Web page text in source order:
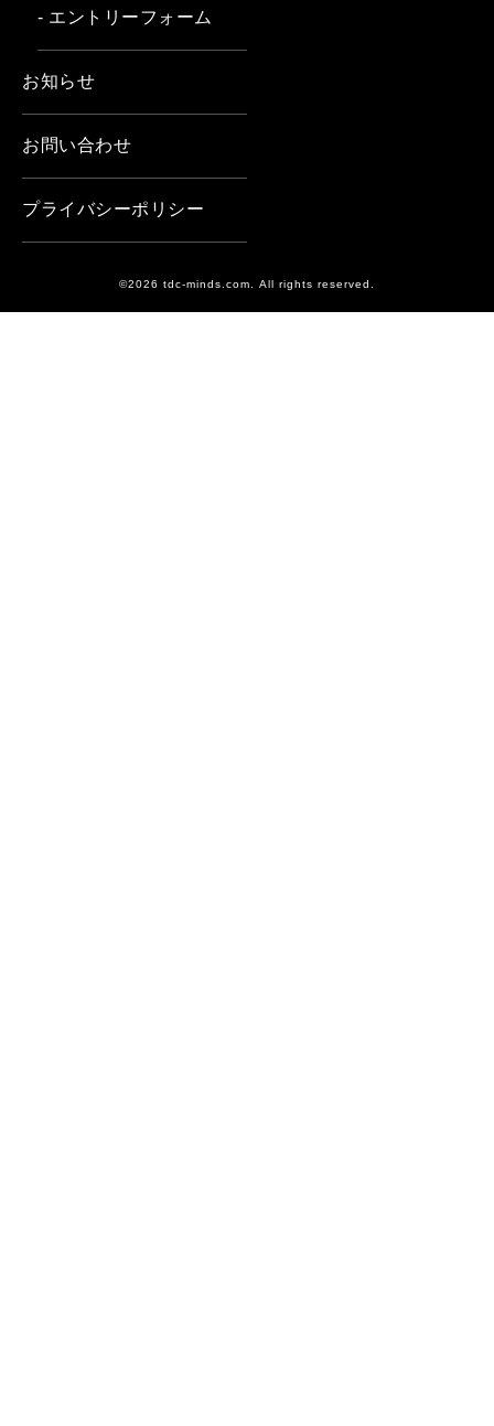
- エントリーフォーム
お知らせ
お問い合わせ
プライバシーポリシー
©2026 tdc-minds.com. All rights reserved.